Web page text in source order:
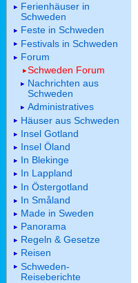
Ferienhäuser in
Schweden
Feste in Schweden
Festivals in Schweden
Forum
Schweden Forum
Nachrichten aus
Schweden
Administratives
Häuser aus Schweden
Insel Gotland
Insel Öland
In Blekinge
In Lappland
In Östergotland
In Småland
Made in Sweden
Panorama
Regeln & Gesetze
Reisen
Schweden-
Reiseberichte